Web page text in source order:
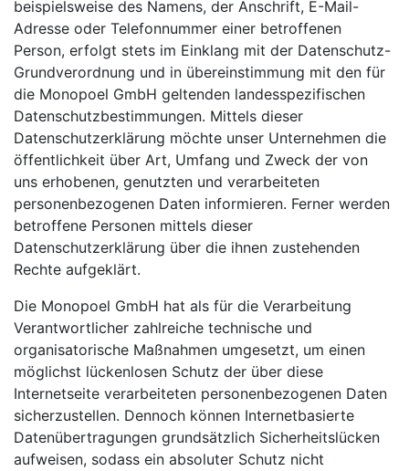
beispielsweise des Namens, der Anschrift, E-Mail-
Adresse oder Telefonnummer einer betroffenen
Person, erfolgt stets im Einklang mit der Datenschutz-
Grundverordnung und in übereinstimmung mit den für
die Monopoel GmbH geltenden landesspezifischen
Datenschutzbestimmungen. Mittels dieser
Datenschutzerklärung möchte unser Unternehmen die
öffentlichkeit über Art, Umfang und Zweck der von
uns erhobenen, genutzten und verarbeiteten
personenbezogenen Daten informieren. Ferner werden
betroffene Personen mittels dieser
Datenschutzerklärung über die ihnen zustehenden
Rechte aufgeklärt.
Die Monopoel GmbH hat als für die Verarbeitung
Verantwortlicher zahlreiche technische und
organisatorische Maßnahmen umgesetzt, um einen
möglichst lückenlosen Schutz der über diese
Internetseite verarbeiteten personenbezogenen Daten
sicherzustellen. Dennoch können Internetbasierte
Datenübertragungen grundsätzlich Sicherheitslücken
aufweisen, sodass ein absoluter Schutz nicht